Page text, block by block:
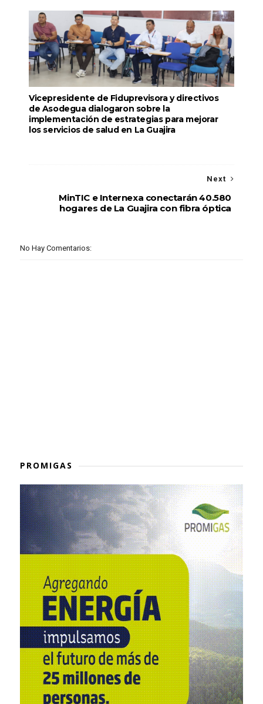
Vicepresidente de Fiduprevisora y directivos
de Asodegua dialogaron sobre la
implementación de estrategias para mejorar
los servicios de salud en La Guajira
Next
MinTIC e Internexa conectarán 40.580
hogares de La Guajira con fibra óptica
No Hay Comentarios:
PROMIGAS